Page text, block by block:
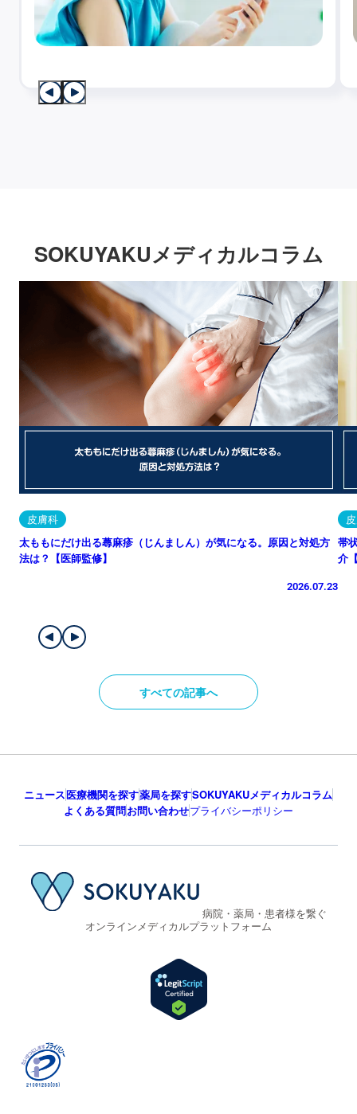
SOKUYAKUメディカルコラム
皮膚科
太ももにだけ出る蕁麻疹（じんましん）が気になる。原因と対処方
法は？【医師監修】
2026.07.23
帯
介
すべての記事へ
ニュース医療機関を探す薬局を探すSOKUYAKUメディカルコラム
よくある質問お問い合わせプライバシーポリシー
病院・薬局・患者様を繋ぐ
オンラインメディカルプラットフォーム